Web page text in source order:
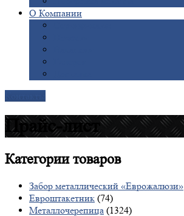
О Компании
Прайс-лист
Категориитоваров
Забор металлический «Еврожалюзи»
Евроштакетник (74)
Металлочерепица (1324)